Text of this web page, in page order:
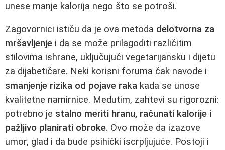
unese manje kalorija nego što se potroši.
Zagovornici ističu da je ova metoda delotvorna za
mršavljenje i da se može prilagoditi različitim
stilovima ishrane, uključujući vegetarijansku i dijetu
za dijabetičare. Neki korisni foruma čak navode i
smanjenje rizika od pojave raka kada se unose
kvalitetne namirnice. Medutim, zahtevi su rigorozni:
potrebno je stalno meriti hranu, računati kalorije i
pažljivo planirati obroke. Ovo može da izazove
umor, glad i da bude psihički iscrpljujuće. Postoji i